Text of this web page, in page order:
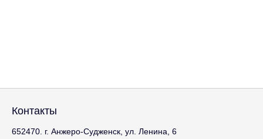
Контакты
652470. г. Анжеро-Судженск, ул. Ленина, 6